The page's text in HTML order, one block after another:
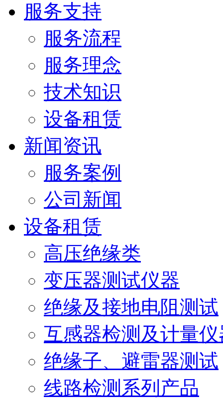
服务支持
服务流程
服务理念
技术知识
设备租赁
新闻资讯
服务案例
公司新闻
设备租赁
高压绝缘类
变压器测试仪器
绝缘及接地电阻测试
互感器检测及计量仪
绝缘子、避雷器测试
线路检测系列产品